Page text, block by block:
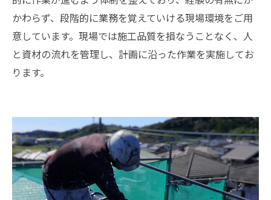
かわらず、段階的に業務を覚えていける現場環境をご用
意しています。現場では施工品質を損なうことなく、人
と資材の流れを管理し、計画に沿った作業を実施してお
ります。